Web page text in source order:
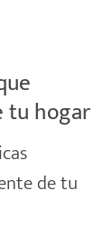
tu hogar
de tu